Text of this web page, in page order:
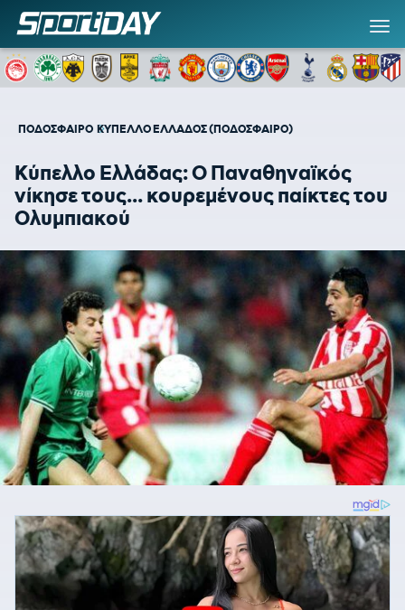
ΠΟΔΟΣΦΑΙΡΟ ΚΥΠΕΛΛΟ ΕΛΛΑΔΟΣ (ΠΟΔΟΣΦΑΙΡΟ)
Κύπελλο Ελλάδας: Ο Παναθηναϊκός
νίκησε τους... κουρεμένους παίκτες του
Ολυμπιακού